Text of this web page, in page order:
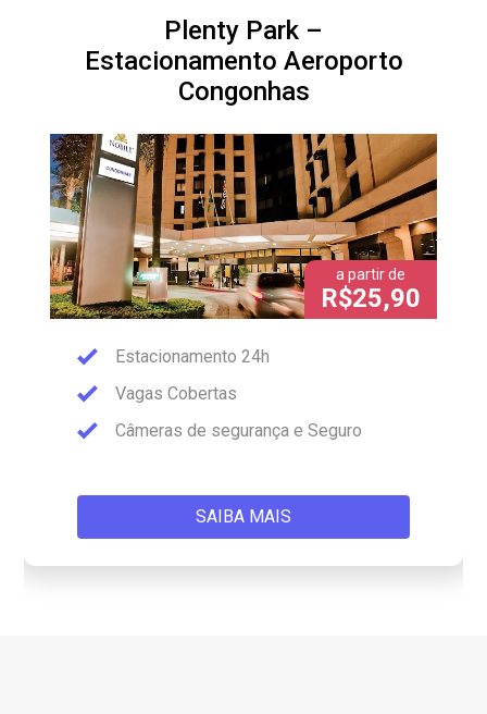
Plenty Park –
Estacionamento Aeroporto
Congonhas
a partir de
R$25,90
Estacionamento 24h
Vagas Cobertas
Câmeras de segurança e Seguro
SAIBA MAIS